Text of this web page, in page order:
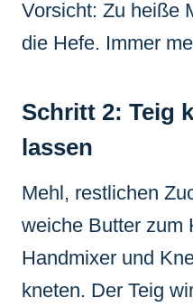
Vorsicht: Zu heiße
die Hefe. Immer
Schritt 2: Teig
lassen
Mehl, restlichen
weiche Butter zum
Handmixer und
kneten. Der Teig